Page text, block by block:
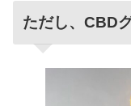
ただし、CBD